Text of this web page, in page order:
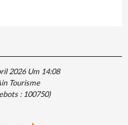
2026 Um 14:08
Tourisme
: 100750)